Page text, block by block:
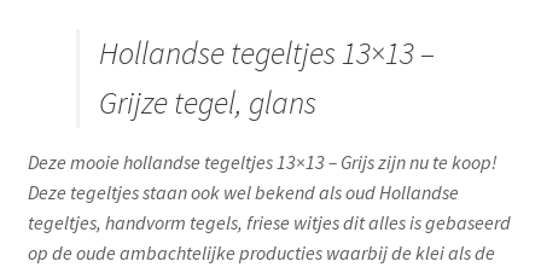
Hollandse tegeltjes 13×13 –
Grijze tegel, glans
Deze mooie hollandse tegeltjes 13×13 – Grijs zijn nu te koop!
Deze tegeltjes staan ook wel bekend als oud Hollandse
tegeltjes, handvorm tegels, friese witjes dit alles is gebaseerd
op de oude ambachtelijke producties waarbij de klei als de